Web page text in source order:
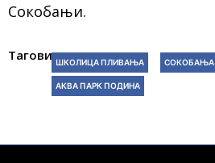
Сокобањи.
Тагови:ШКОЛИЦА ПЛИВАЊА СОКОБАЊА
АКВА ПАРК ПОДИНА